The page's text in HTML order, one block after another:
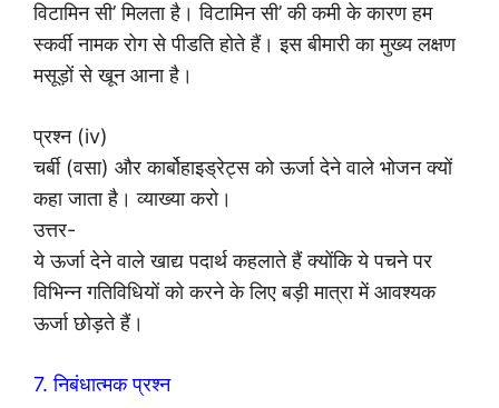
विटामिन सी’ मिलता है। विटामिन सी’ की कमी के कारण हम
स्कर्वी नामक रोग से पीडति होते हैं। इस बीमारी का मुख्य लक्षण
मसूड़ों से खून आना है।
प्रश्न (iv)
चर्बी (वसा) और कार्बोहाइड्रेट्स को ऊर्जा देने वाले भोजन क्यों
कहा जाता है। व्याख्या करो।
उत्तर-
ये ऊर्जा देने वाले खाद्य पदार्थ कहलाते हैं क्योंकि ये पचने पर
विभिन्न गतिविधियों को करने के लिए बड़ी मात्रा में आवश्यक
ऊर्जा छोड़ते हैं।
7. निबंधात्मक प्रश्न